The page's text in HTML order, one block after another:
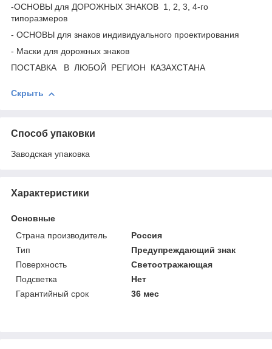
-ОСНОВЫ для ДОРОЖНЫХ ЗНАКОВ 1, 2, 3, 4-го
типоразмеров
- ОСНОВЫ для знаков индивидуального проектирования
- Маски для дорожных знаков
ПОСТАВКА В ЛЮБОЙ РЕГИОН КАЗАХСТАНА
Скрыть
Способ упаковки
Заводская упаковка
Характеристики
Основные
Страна производитель
Россия
Тип
Предупреждающий знак
Поверхность
Светоотражающая
Подсветка
Нет
Гарантийный срок
36 мес